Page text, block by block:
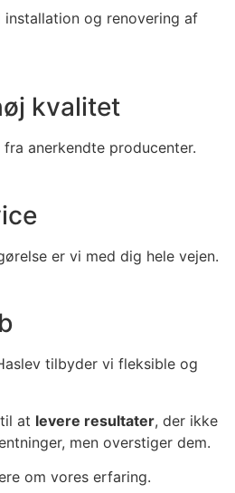
installation og renovering af
kvalitet
anerkendte producenter.
er vi med dig hele vejen.
tilbyder vi fleksible og
at levere resultater, der ikke
men overstiger dem.
om vores erfaring.